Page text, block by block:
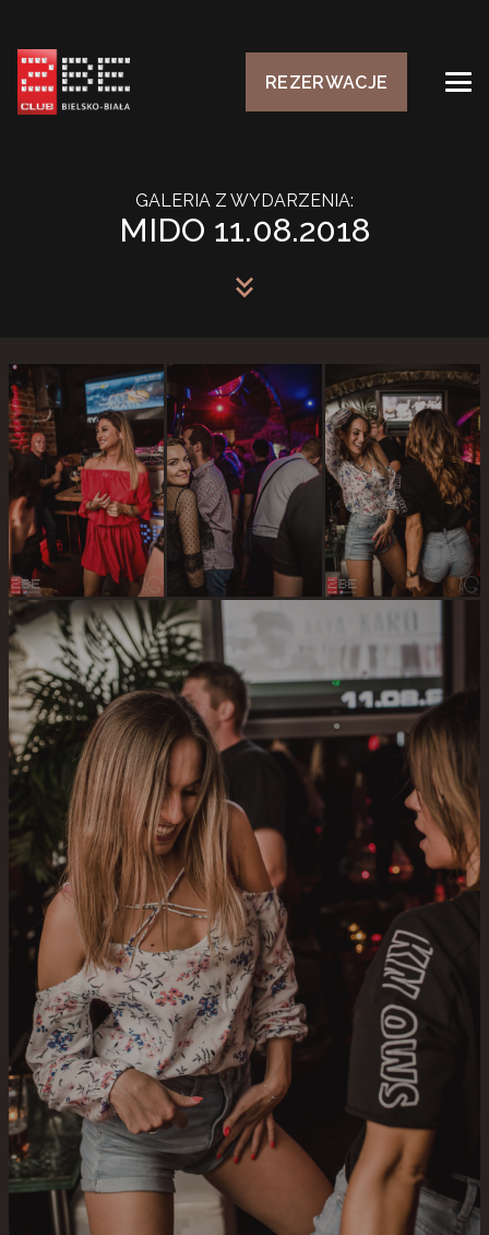
REZERWACJE
GALERIA Z WYDARZENIA:
MIDO 11.08.2018
keyboard_double_arrow_down